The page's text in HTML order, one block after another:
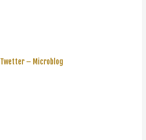
Twetter – Microblog